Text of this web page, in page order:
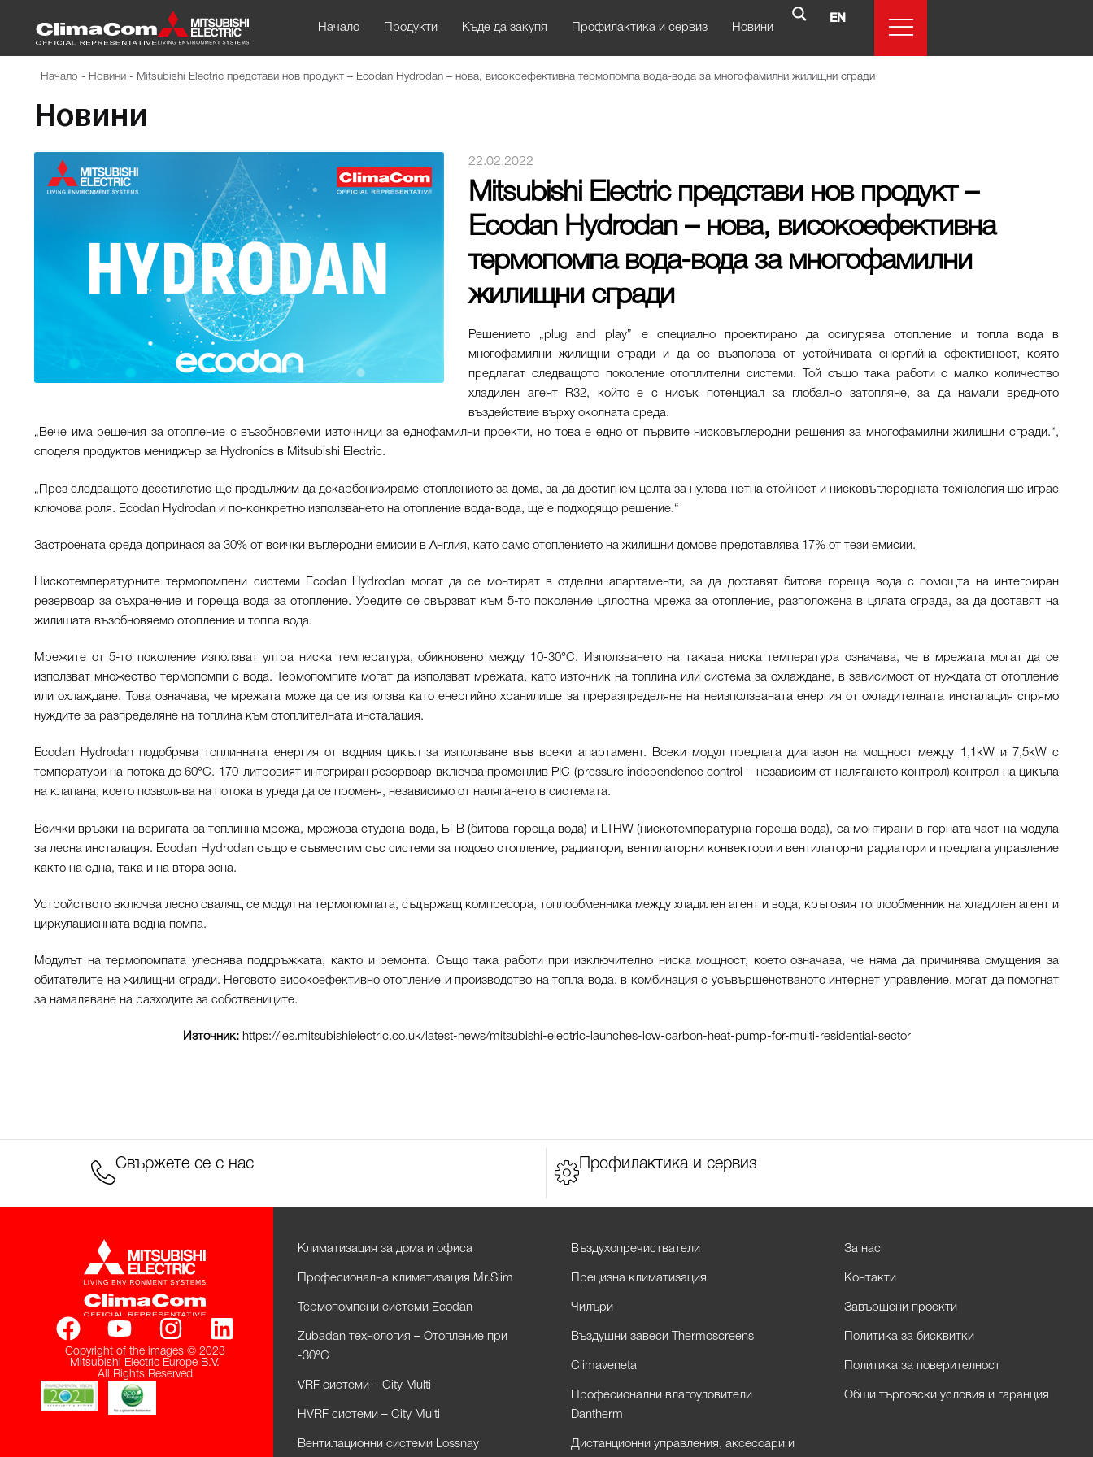
Начало Продукти Къде да закупя Профилактика и сервиз Новини
EN
Начало - Новини - Mitsubishi Electric представи нов продукт – Ecodan Hydrodan – нова, високоефективна термопомпа вода-вода за многофамилни жилищни сгради
Новини
22.02.2022
Mitsubishi Electric представи нов продукт –
Ecodan Hydrodan – нова, високоефективна
термопомпа вода-вода за многофамилни
жилищни сгради
Решението „plug and play” е специално проектирано да осигурява отопление и топла вода в
многофамилни жилищни сгради и да се възползва от устойчивата енергийна ефективност, която
предлагат следващото поколение отоплителни системи. Той също така работи с малко количество
хладилен агент R32, който е с нисък потенциал за глобално затопляне, за да намали вредното
въздействие върху околната среда.
„Вече има решения за отопление с възобновяеми източници за еднофамилни проекти, но това е едно от първите нисковъглеродни решения за многофамилни жилищни сгради.“,
споделя продуктов мениджър за Hydronics в Mitsubishi Electric.
„През следващото десетилетие ще продължим да декарбонизираме отоплението за дома, за да достигнем целта за нулева нетна стойност и нисковъглеродната технология ще играе
ключова роля. Ecodan Hydrodan и по-конкретно използването на отопление вода-вода, ще е подходящо решение.“
Застроената среда допринася за 30% от всички въглеродни емисии в Англия, като само отоплението на жилищни домове представлява 17% от тези емисии.
Нискотемпературните термопомпени системи Ecodan Hydrodan могат да се монтират в отделни апартаменти, за да доставят битова гореща вода с помощта на интегриран
резервоар за съхранение и гореща вода за отопление. Уредите се свързват към 5-то поколение цялостна мрежа за отопление, разположена в цялата сграда, за да доставят на
жилищата възобновяемо отопление и топла вода.
Мрежите от 5-то поколение използват ултра ниска температура, обикновено между 10-30°C. Използването на такава ниска температура означава, че в мрежата могат да се
използват множество термопомпи с вода. Термопомпите могат да използват мрежата, като източник на топлина или система за охлаждане, в зависимост от нуждата от отопление
или охлаждане. Това означава, че мрежата може да се използва като енергийно хранилище за преразпределяне на неизползваната енергия от охладителната инсталация спрямо
нуждите за разпределяне на топлина към отоплителната инсталация.
Ecodan Hydrodan подобрява топлинната енергия от водния цикъл за използване във всеки апартамент. Всеки модул предлага диапазон на мощност между 1,1kW и 7,5kW с
температури на потока до 60°C. 170-литровият интегриран резервоар включва променлив PIC (pressure independence control – независим от налягането контрол) контрол на цикъла
на клапана, което позволява на потока в уреда да се променя, независимо от налягането в системата.
Всички връзки на веригата за топлинна мрежа, мрежова студена вода, БГВ (битова гореща вода) и LTHW (нискотемпературна гореща вода), са монтирани в горната част на модула
за лесна инсталация. Ecodan Hydrodan също е съвместим със системи за подово отопление, радиатори, вентилаторни конвектори и вентилаторни радиатори и предлага управление
както на една, така и на втора зона.
Устройството включва лесно свалящ се модул на термопомпата, съдържащ компресора, топлообменника между хладилен агент и вода, кръговия топлообменник на хладилен агент и
циркулационната водна помпа.
Модулът на термопомпата улеснява поддръжката, както и ремонта. Също така работи при изключително ниска мощност, което означава, че няма да причинява смущения за
обитателите на жилищни сгради. Неговото високоефективно отопление и производство на топла вода, в комбинация с усъвършенстваното интернет управление, могат да помогнат
за намаляване на разходите за собствениците.
Източник: https://les.mitsubishielectric.co.uk/latest-news/mitsubishi-electric-launches-low-carbon-heat-pump-for-multi-residential-sector
Свържете се с нас Профилактика и сервиз
Copyright of the images © 2023
Mitsubishi Electric Europe B.V.
All Rights Reserved
Климатизация за дома и офиса
Професионална климатизация Mr.Slim
Термопомпени системи Ecodan
Zubadan технология – Отопление при
-30°С
VRF системи – City Multi
HVRF системи – City Multi
Вентилационни системи Lossnay
Въздухопречистватели
Прецизна климатизация
Чилъри
Въздушни завеси Thermoscreens
Climaveneta
Професионални влагоуловители
Dantherm
Дистанционни управления, аксесоари и
За нас
Контакти
Завършени проекти
Политика за бисквитки
Политика за поверителност
Общи търговски условия и гаранция